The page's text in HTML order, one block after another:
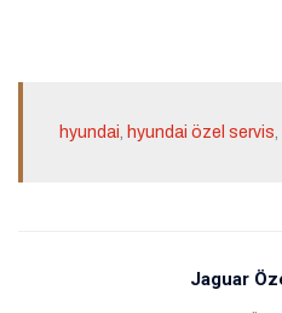
hyundai, hyundai özel servis,
Jaguar